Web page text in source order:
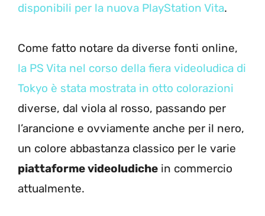
disponibili per la nuova PlayStation Vita.
Come fatto notare da diverse fonti online,
la PS Vita nel corso della fiera videoludica di
Tokyo è stata mostrata in otto colorazioni
diverse, dal viola al rosso, passando per
l’arancione e ovviamente anche per il nero,
un colore abbastanza classico per le varie
piattaforme videoludiche in commercio
attualmente.